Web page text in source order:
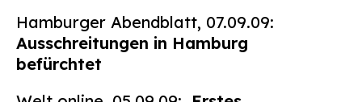
Hamburger Abendblatt, 07.09.09:
Ausschreitungen in Hamburg
befürchtet